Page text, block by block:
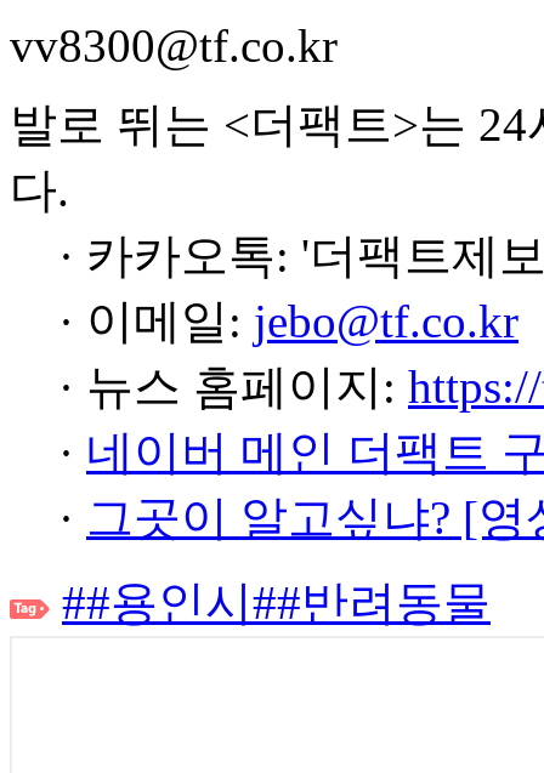
vv8300@tf.co.kr
발로 뛰는 <더팩트>는
다.
· 카카오톡: '더팩트제
· 이메일: jebo@tf.co.kr
· 뉴스 홈페이지:
· 네이버 메인 더팩트
· 그곳이 알고싶냐? [
##용인시##반려동물